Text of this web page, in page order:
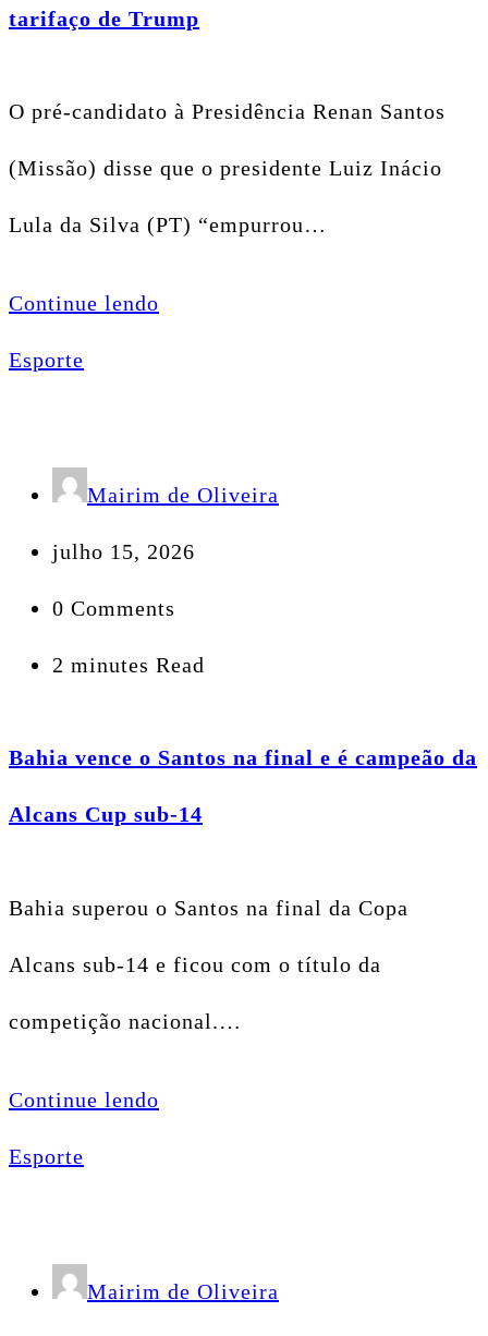
tarifaço de Trump
O pré-candidato à Presidência Renan Santos
(Missão) disse que o presidente Luiz Inácio
Lula da Silva (PT) “empurrou…
Continue lendo
Esporte
Mairim de Oliveira
julho 15, 2026
0 Comments
2 minutes Read
Bahia vence o Santos na final e é campeão da
Alcans Cup sub-14
Bahia superou o Santos na final da Copa
Alcans sub-14 e ficou com o título da
competição nacional.…
Continue lendo
Esporte
Mairim de Oliveira